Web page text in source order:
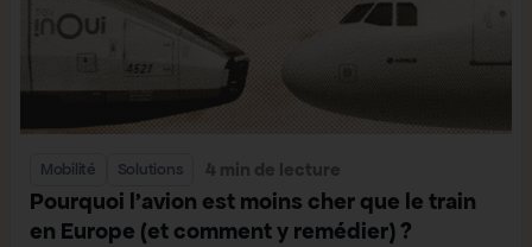
Mobilité Solutions 4 min de lecture
Pourquoi l’avion est moins cher que le train
en Europe (et comment y remédier) ?